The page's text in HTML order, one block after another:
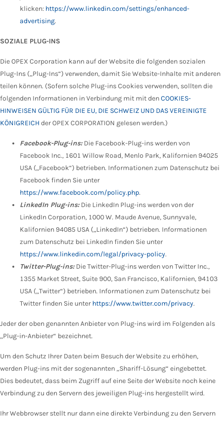
klicken: https://www.linkedin.com/settings/enhanced-
advertising.
SOZIALE PLUG-INS
Die OPEX Corporation kann auf der Website die folgenden sozialen
Plug-Ins („Plug-Ins“) verwenden, damit Sie Website-Inhalte mit anderen
teilen können. (Sofern solche Plug-ins Cookies verwenden, sollten die
folgenden Informationen in Verbindung mit mit denCOOKIES-
HINWEISEN GÜLTIG FÜR DIE EU, DIE SCHWEIZ UND DAS VEREINIGTE
KÖNIGREICH der OPEX CORPORATION gelesen werden.)
Facebook-Plug-ins:Die Facebook-Plug-ins werden von
Facebook Inc., 1601 Willow Road, Menlo Park, Kalifornien 94025
USA („Facebook“) betrieben. Informationen zum Datenschutz bei
Facebook finden Sie unter
https://www.facebook.com/policy.php.
LinkedIn Plug-ins:Die LinkedIn Plug-ins werden von der
LinkedIn Corporation, 1000 W. Maude Avenue, Sunnyvale,
Kalifornien 94085 USA („LinkedIn“) betrieben. Informationen
zum Datenschutz bei LinkedIn finden Sie unter
https://www.linkedin.com/legal/privacy-policy.
Twitter-Plug-ins:Die Twitter-Plug-ins werden von Twitter Inc.,
1355 Market Street, Suite 900, San Francisco, Kalifornien, 94103
USA („Twitter“) betrieben. Informationen zum Datenschutz bei
Twitter finden Sie unter https://www.twitter.com/privacy.
Jeder der oben genannten Anbieter von Plug-ins wird im Folgenden als
„Plug-in-Anbieter“ bezeichnet.
Um den Schutz Ihrer Daten beim Besuch der Website zu erhöhen,
werden Plug-ins mit der sogenannten „Shariff-Lösung“ eingebettet.
Dies bedeutet, dass beim Zugriff auf eine Seite der Website noch keine
Verbindung zu den Servern des jeweiligen Plug-ins hergestellt wird.
Ihr Webbrowser stellt nur dann eine direkte Verbindung zu den Servern